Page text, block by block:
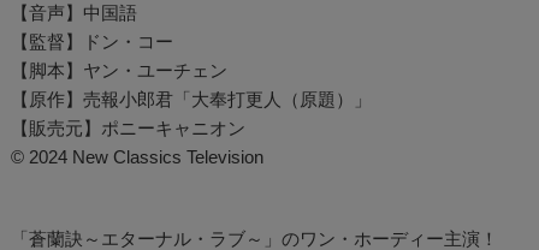
【音声】中国語
【監督】ドン・コー
【脚本】ヤン・ユーチェン
【原作】売報小郎君「大奉打更人（原題）」
【販売元】ポニーキャニオン
© 2024 New Classics Television
「蒼蘭訣～エターナル・ラブ～」のワン・ホーディー主演！